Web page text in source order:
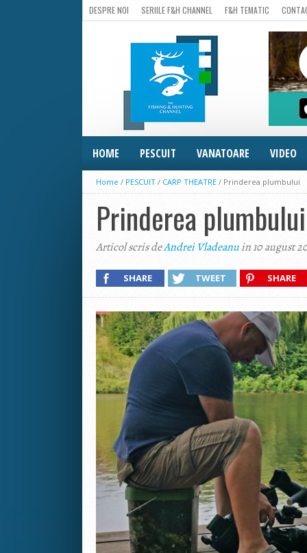
DESPRE NOI SERIILE F&H CHANNEL F&H TEMATIC
HOME PESCUIT VANATOARE VIDEO
Home / PESCUIT / CARP THEATRE / Prinderea plumbului
Prinderea plumbului
Articol scris deAndrei Vladeanuin 10 august
SHARE TWEET SHARE